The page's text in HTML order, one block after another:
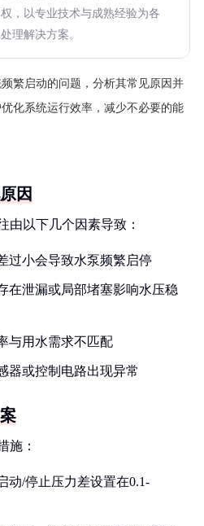
，以专业技术与成熟经验为各
理解决方案。
繁启动的问题，分析其常见原因并
化系统运行效率，减少不必要的能
因
由以下几个因素导致：
过小会导致水泵频繁启停
在泄漏或局部堵塞影响水压稳
与用水需求不匹配
器或控制电路出现异常
施：
动/停止压力差设置在0.1-